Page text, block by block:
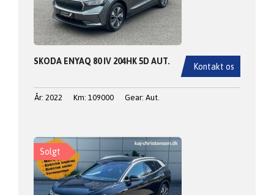
Kontakt os
SKODA ENYAQ 80 IV 204HK 5D AUT.
År: 2022 Km: 109000 Gear: Aut.
Solgt